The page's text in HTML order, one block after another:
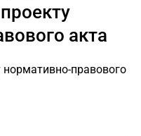
акта